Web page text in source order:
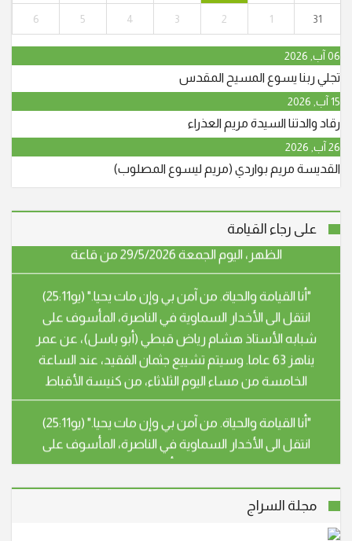
31
1
2
3
4
5
6
06 آب, 2026
تجلي ربنا يسوع المسيح المقدس
15 آب, 2026
رقاد والدتنا السيدة مريم العذراء
26 آب, 2026
القديسة مريم بواردي (مريم ليسوع المصلوب)
على رجاء القيامة
انتقل إلى الأخدار السماوية في يافة الناصرة، المأسوف على
شبابه عوني حنا نجار (أبو جريس) عن عمر ناهز الـ 64 عاما.
وسيشيع جثمانه الطاهر في الساعة الرابعة والنصف بعد
الظهر، اليوم الجمعة 29/5/2026 من قاعة
انتقل إلى الأخدار السماوية في يافة الناصرة، المأسوف على
شبابه عوني حنا نجار (أبو جريس) عن عمر ناهز الـ 64 عاما.
وسيشيع جثمانه الطاهر في الساعة الرابعة والنصف بعد
الظهر، اليوم الجمعة 29/5/2026 من قاعة
"أنا القيامة والحياة. من آمن بي وإن مات يحيا." (يو25:11)
انتقل الى الأخدار السماوية في الناصرة، المأسوف على
شبابه الأستاذ هشام رياض قبطي (أبو باسل)، عن عمر
يناهز 63 عاما. وسيتم تشييع جثمان الفقيد، عند الساعة
الخامسة من مساء اليوم الثلاثاء، من كنيسة الأقباط
"أنا القيامة والحياة. من آمن بي وإن مات يحيا." (يو25:11)
انتقل الى الأخدار السماوية في الناصرة، المأسوف على
شبابه صبري رشيد صفوري (أبو هيثم)، عن عمر يناهز 54
عاما. سيشيع جثمان الفقيد، يوم غد الثلاثاء الموافق
28.4.26 الساعة الثالثة بعد الظهر، من قاعة بندكتو
مجلة السراج